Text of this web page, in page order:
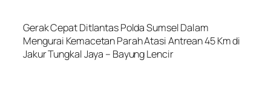
Gerak Cepat Ditlantas Polda Sumsel Dalam
Mengurai Kemacetan Parah Atasi Antrean 45 Km di
Jakur Tungkal Jaya – Bayung Lencir